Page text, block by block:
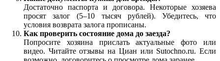
Достаточно паспорта и договора. Некоторые хозяева
просят залог (5–10 тысяч рублей). Убедитесь, что
условия возврата залога прописаны.
Как проверить состояние дома до заезда?
Попросите хозяина прислать актуальные фото или
видео. Читайте отзывы на Циан или Sutochno.ru. Если